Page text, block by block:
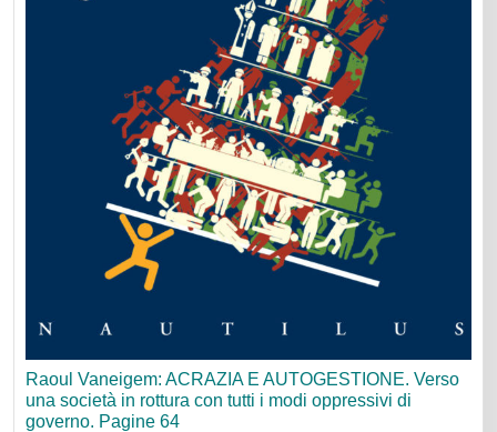
Raoul Vaneigem: ACRAZIA E AUTOGESTIONE. Verso
una società in rottura con tutti i modi oppressivi di
governo. Pagine 64